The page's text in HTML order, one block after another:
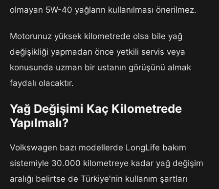
olmayan 5W-40 yağların kullanılması önerilmez.
Motorunuz yüksek kilometrede olsa bile yağ
değişikliği yapmadan önce yetkili servis veya
konusunda uzman bir ustanın görüşünü almak
faydalı olacaktır.
Yağ Değişimi Kaç Kilometrede
Yapılmalı?
Volkswagen bazı modellerde LongLife bakım
sistemiyle 30.000 kilometreye kadar yağ değişim
aralığı belirtse de Türkiye'nin kullanım şartları